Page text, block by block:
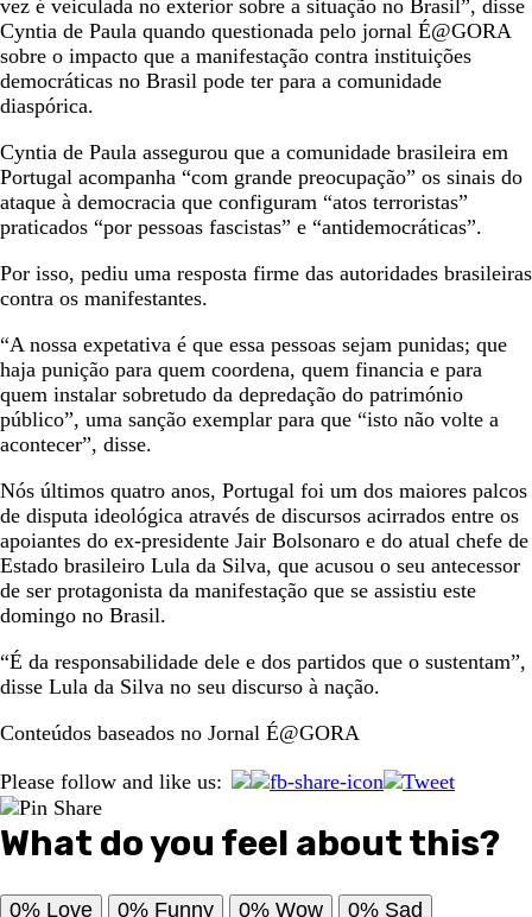
vez é veiculada no exterior sobre a situação no Brasil”, disse
Cyntia de Paula quando questionada pelo jornal É@GORA
sobre o impacto que a manifestação contra instituições
democráticas no Brasil pode ter para a comunidade
diaspórica.
Cyntia de Paula assegurou que a comunidade brasileira em
Portugal acompanha “com grande preocupação” os sinais do
ataque à democracia que configuram “atos terroristas”
praticados “por pessoas fascistas” e “antidemocráticas”.
Por isso, pediu uma resposta firme das autoridades brasileiras
contra os manifestantes.
“A nossa expetativa é que essa pessoas sejam punidas; que
haja punição para quem coordena, quem financia e para
quem instalar sobretudo da depredação do património
público”, uma sanção exemplar para que “isto não volte a
acontecer”, disse.
Nós últimos quatro anos, Portugal foi um dos maiores palcos
de disputa ideológica através de discursos acirrados entre os
apoiantes do ex-presidente Jair Bolsonaro e do atual chefe de
Estado brasileiro Lula da Silva, que acusou o seu antecessor
de ser protagonista da manifestação que se assistiu este
domingo no Brasil.
“É da responsabilidade dele e dos partidos que o sustentam”,
disse Lula da Silva no seu discurso à nação.
Conteúdos baseados no Jornal É@GORA
Please follow and like us:
What do you feel about this?
0% Love 0% Funny 0% Wow 0% Sad